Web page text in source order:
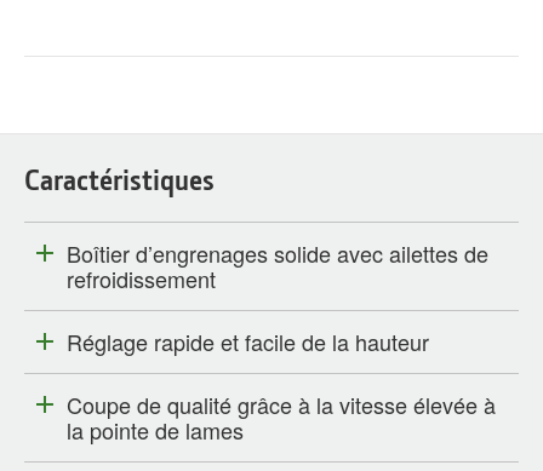
Caractéristiques
Boîtier d’engrenages solide avec ailettes de
refroidissement
Réglage rapide et facile de la hauteur
Coupe de qualité grâce à la vitesse élevée à
la pointe de lames